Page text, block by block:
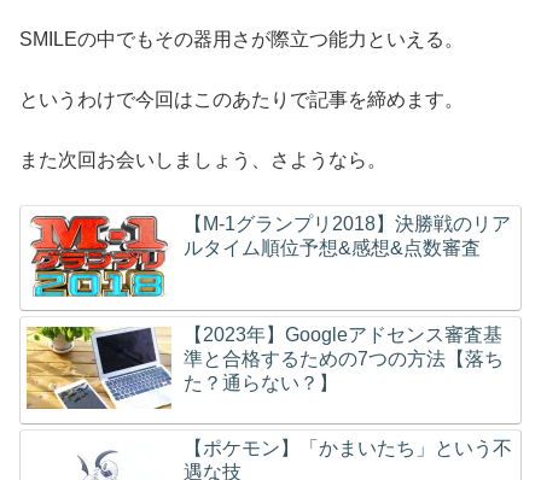
SMILEの中でもその器用さが際立つ能力といえる。
というわけで今回はこのあたりで記事を締めます。
また次回お会いしましょう、さようなら。
【M-1グランプリ2018】決勝戦のリア
ルタイム順位予想&感想&点数審査
【2023年】Googleアドセンス審査基
準と合格するための7つの方法【落ち
た？通らない？】
【ポケモン】「かまいたち」という不
遇な技